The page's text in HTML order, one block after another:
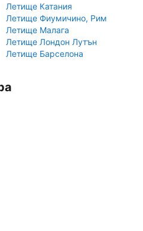
Летище Катания
Летище Фиумичино, Рим
Летище Малага
Летище Лондон Лутън
Летище Барселона